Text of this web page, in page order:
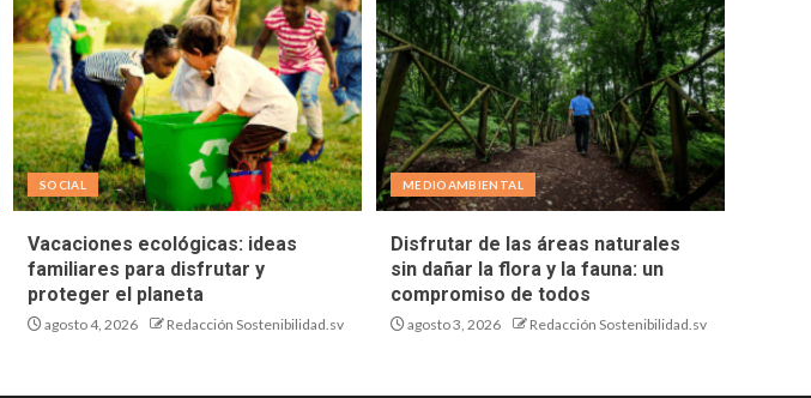
SOCIAL
Vacaciones ecológicas: ideas
familiares para disfrutar y
proteger el planeta
agosto 4, 2026 Redacción Sostenibilidad.sv
MEDIOAMBIENTAL
Disfrutar de las áreas naturales
sin dañar la flora y la fauna: un
compromiso de todos
agosto 3, 2026 Redacción Sostenibilidad.sv